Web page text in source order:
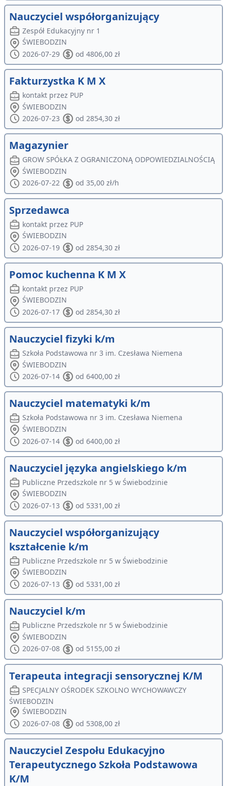
Nauczyciel współorganizujący
Zespół Edukacyjny nr 1
ŚWIEBODZIN
2026-07-29
od 4806,00 zł
Fakturzystka K M X
kontakt przez PUP
ŚWIEBODZIN
2026-07-23
od 2854,30 zł
Magazynier
GROW SPÓŁKA Z OGRANICZONĄ ODPOWIEDZIALNOŚCIĄ
ŚWIEBODZIN
2026-07-22
od 35,00 zł/h
Sprzedawca
kontakt przez PUP
ŚWIEBODZIN
2026-07-19
od 2854,30 zł
Pomoc kuchenna K M X
kontakt przez PUP
ŚWIEBODZIN
2026-07-17
od 2854,30 zł
Nauczyciel fizyki k/m
Szkoła Podstawowa nr 3 im. Czesława Niemena
ŚWIEBODZIN
2026-07-14
od 6400,00 zł
Nauczyciel matematyki k/m
Szkoła Podstawowa nr 3 im. Czesława Niemena
ŚWIEBODZIN
2026-07-14
od 6400,00 zł
Nauczyciel języka angielskiego k/m
Publiczne Przedszkole nr 5 w Świebodzinie
ŚWIEBODZIN
2026-07-13
od 5331,00 zł
Nauczyciel współorganizujący
kształcenie k/m
Publiczne Przedszkole nr 5 w Świebodzinie
ŚWIEBODZIN
2026-07-13
od 5331,00 zł
Nauczyciel k/m
Publiczne Przedszkole nr 5 w Świebodzinie
ŚWIEBODZIN
2026-07-08
od 5155,00 zł
Terapeuta integracji sensorycznej K/M
SPECJALNY OŚRODEK SZKOLNO WYCHOWAWCZY
ŚWIEBODZIN
ŚWIEBODZIN
2026-07-08
od 5308,00 zł
Nauczyciel Zespołu Edukacyjno
Terapeutycznego Szkoła Podstawowa
K/M